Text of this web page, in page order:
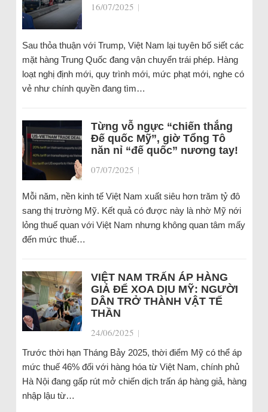
16/07/2025 |
Sau thỏa thuận với Trump, Việt Nam lại tuyên bố siết các
mặt hàng Trung Quốc đang vận chuyển trái phép. Hàng
loạt nghị định mới, quy trình mới, mức phạt mới, nghe có
vẻ như chính quyền đang tìm…
Từng vỗ ngực “chiến thắng
Đế quốc Mỹ”, giờ Tổng Tô
năn nỉ “đế quốc” nương tay!
07/07/2025 |
Mỗi năm, nền kinh tế Việt Nam xuất siêu hơn trăm tỷ đô
sang thị trường Mỹ. Kết quả có được này là nhờ Mỹ nới
lỏng thuế quan với Việt Nam nhưng không quan tâm mấy
đến mức thuế…
VIỆT NAM TRẤN ÁP HÀNG
GIẢ ĐỂ XOA DỊU MỸ: NGƯỜI
DÂN TRỞ THÀNH VẬT TẾ
THẦN
24/06/2025 |
Trước thời hạn Tháng Bảy 2025, thời điểm Mỹ có thể áp
mức thuế 46% đối với hàng hóa từ Việt Nam, chính phủ
Hà Nội đang gấp rút mở chiến dịch trấn áp hàng giả, hàng
nhập lậu từ…